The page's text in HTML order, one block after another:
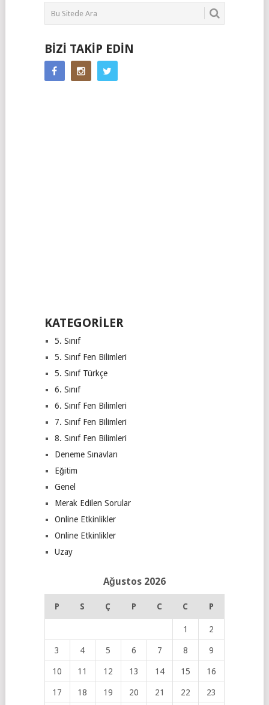
BIZI TAKIP EDIN
KATEGORILER
5. Sınıf
5. Sınıf Fen Bilimleri
5. Sınıf Türkçe
6. Sınıf
6. Sınıf Fen Bilimleri
7. Sınıf Fen Bilimleri
8. Sınıf Fen Bilimleri
Deneme Sınavları
Eğitim
Genel
Merak Edilen Sorular
Online Etkinlikler
Online Etkinlikler
Uzay
Ağustos 2026
P S Ç P C C P
1 2
3 4 5 6 7 8 9
10 11 12 13 14 15 16
17 18 19 20 21 22 23